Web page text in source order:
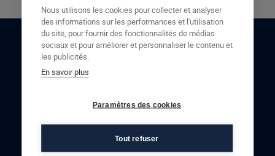
RESTONS EN CONTACT
Nous utilisons les cookies pour collecter et analyser
des informations sur les performances et l'utilisation
du site, pour fournir des fonctionnalités de médias
sociaux et pour améliorer et personnaliser le contenu et
les publicités.
En savoir plus
Paramètres des cookies
Tout refuser